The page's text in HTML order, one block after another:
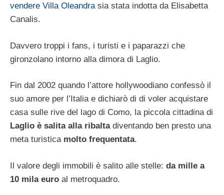
vendere Villa Oleandrasia stata indotta da Elisabetta
Canalis.
Davvero troppi i fans, i turisti e i paparazzi che
gironzolano intorno alla dimora di Laglio.
Fin dal 2002 quando l’attore hollywoodiano confessò il
suo amore per l’Italia e dichiarò di di voler acquistare
casa sulle rive del lago di Como, la piccola cittadina di
Laglio è salita alla ribaltadiventando ben presto una
meta turistica molto frequentata.
Il valore degli immobili è salito alle stelle: da mille a
10 mila euro al metroquadro.